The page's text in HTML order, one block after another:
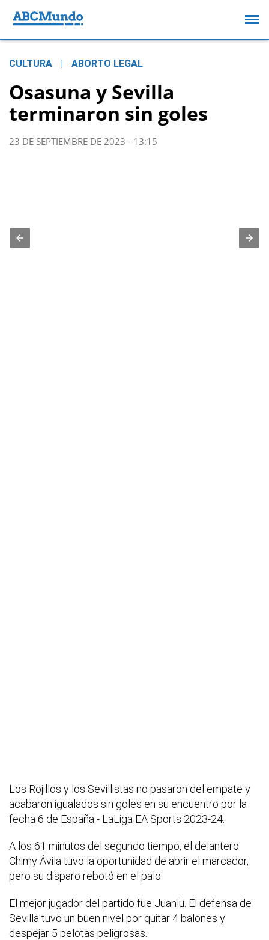
CULTURA ABORTO LEGAL
Osasuna y Sevilla
terminaron sin goles
23 DE SEPTIEMBRE DE 2023 - 13:15
Los Rojillos y los Sevillistas no pasaron del empate y
acabaron igualados sin goles en su encuentro por la
fecha 6 de España - LaLiga EA Sports 2023-24.
A los 61 minutos del segundo tiempo, el delantero
Chimy Ávila tuvo la oportunidad de abrir el marcador,
pero su disparo rebotó en el palo.
El mejor jugador del partido fue Juanlu. El defensa de
Sevilla tuvo un buen nivel por quitar 4 balones y
despejar 5 pelotas peligrosas.